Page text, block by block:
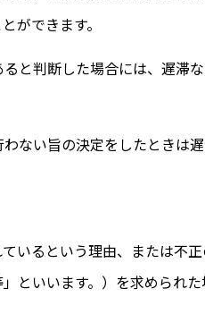
ができます。
と判断した場合には、遅滞
ない旨の決定をしたときは
いるという理由、または不
といいます。）を求められ